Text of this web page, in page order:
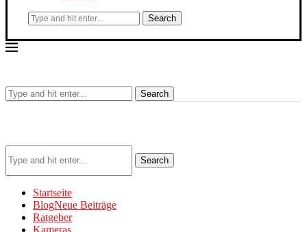
Search
Search
Search
Startseite
BlogNeue Beiträge
Ratgeber
Kameras